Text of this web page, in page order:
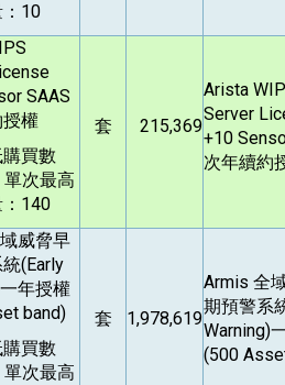
10
SAAS
權
買數
次最高
140
套 215,369
Arista
Server
+10
次年續約
威脅早
(Early
年授權
band)
買數
次最高
套 1,978,619
Armis 全
期預警系
Warning)
(500